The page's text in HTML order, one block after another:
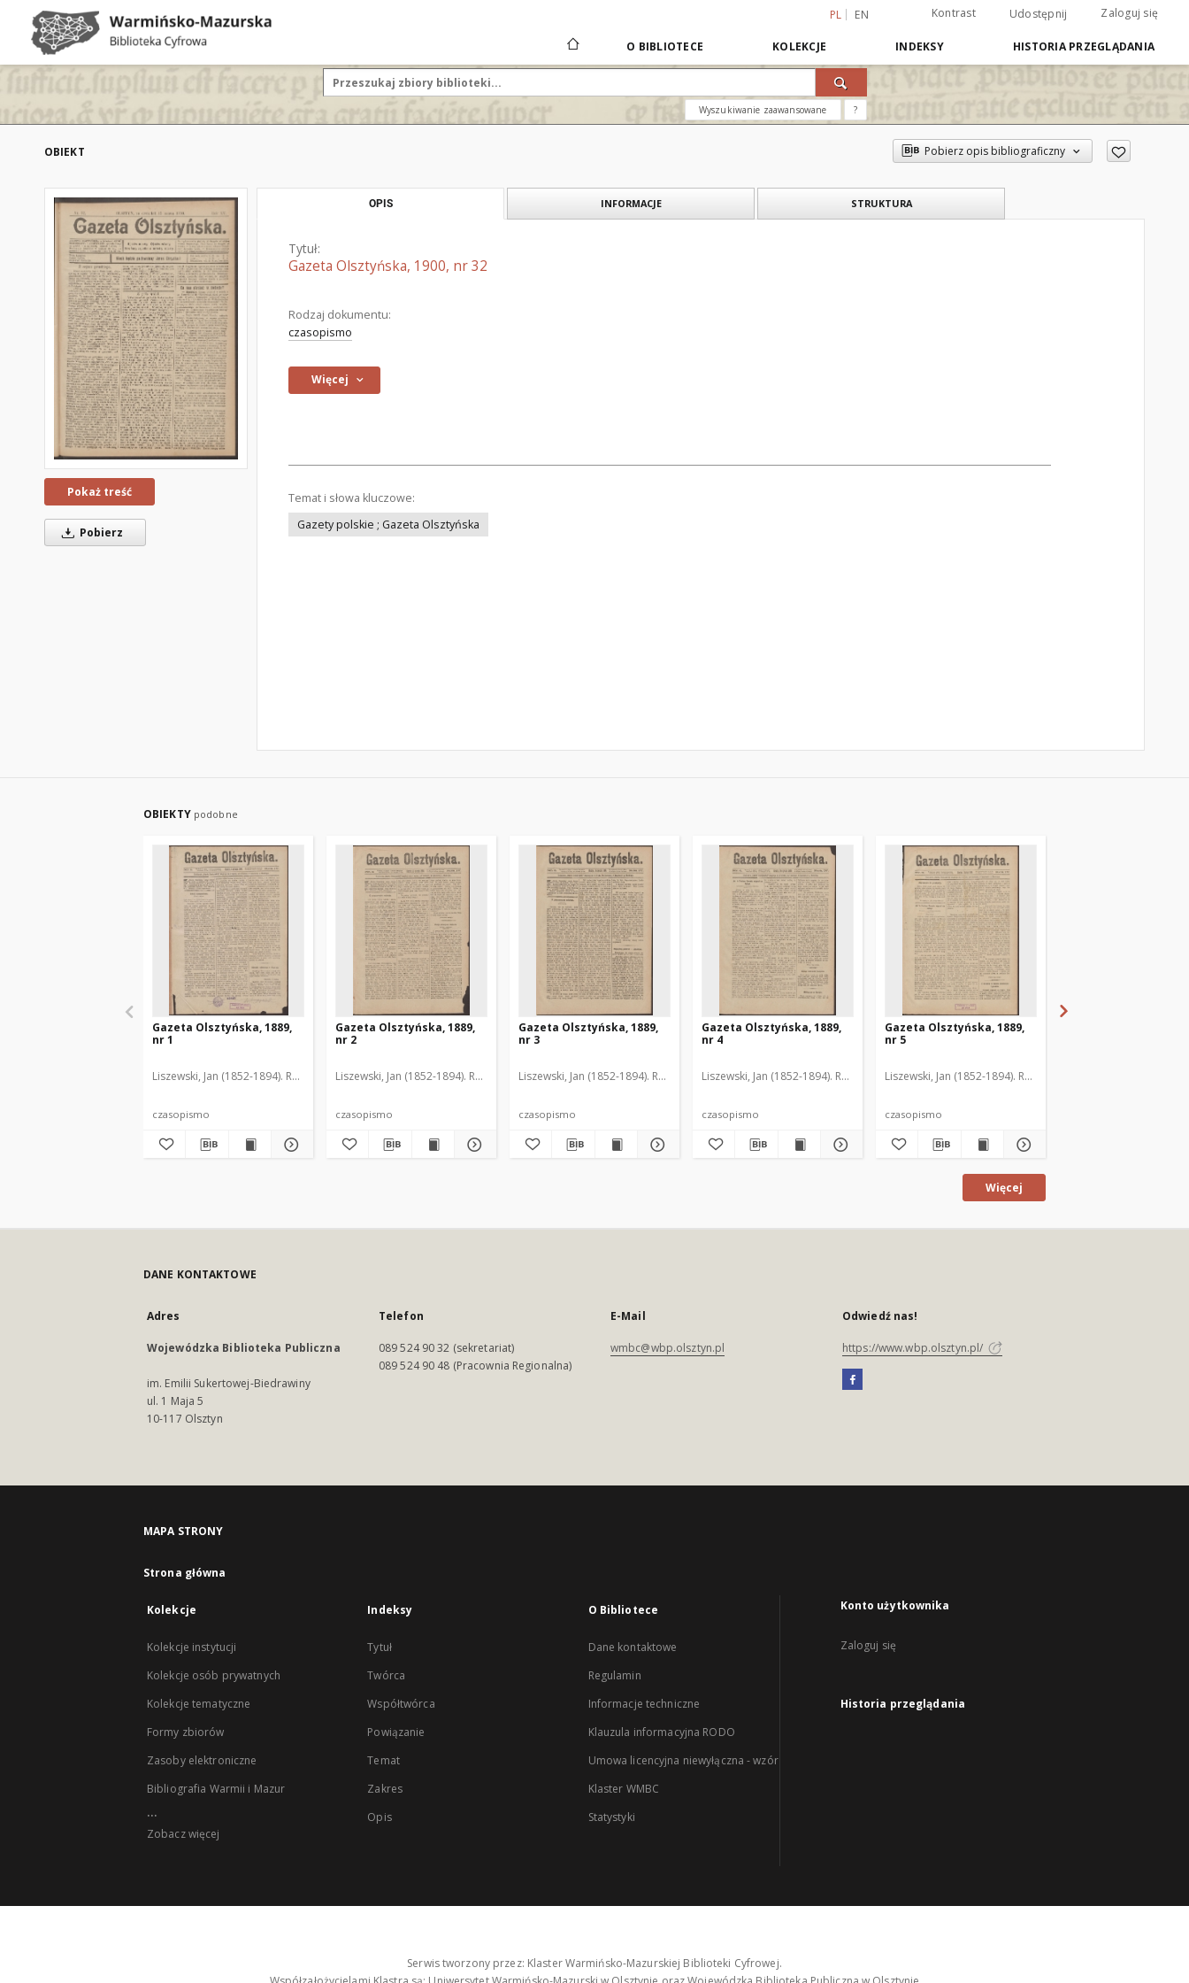
PL EN Kontrast Udostępnij Zaloguj się
O BIBLIOTECE KOLEKCJE INDEKSY HISTORIA PRZEGLĄDANIA
Wyszukiwanie zaawansowane ?
OBIEKT Pobierz opis bibliograficzny
Pokaż treść
Pobierz
OPIS INFORMACJE STRUKTURA
Tytuł:
Gazeta Olsztyńska, 1900, nr 32
Rodzaj dokumentu:
czasopismo
Więcej
Temat i słowa kluczowe:
Gazety polskie ; Gazeta Olsztyńska
OBIEKTY podobne
Gazeta Olsztyńska, 1889,
nr 1
Liszewski, Jan (1852-1894). Red.
czasopismo
Gazeta Olsztyńska, 1889,
nr 2
Liszewski, Jan (1852-1894). Red.
czasopismo
Gazeta Olsztyńska, 1889,
nr 3
Liszewski, Jan (1852-1894). Red.
czasopismo
Gazeta Olsztyńska, 1889,
nr 4
Liszewski, Jan (1852-1894). Red.
czasopismo
Gazeta Olsztyńska, 1889,
nr 5
Liszewski, Jan (1852-1894). Red.
czasopismo
Więcej
DANE KONTAKTOWE
Adres
Wojewódzka Biblioteka Publiczna
im. Emilii Sukertowej-Biedrawiny
ul. 1 Maja 5
10-117 Olsztyn
Telefon
089 524 90 32 (sekretariat)
089 524 90 48 (Pracownia Regionalna)
E-Mail
wmbc@wbp.olsztyn.pl
Odwiedź nas!
https://www.wbp.olsztyn.pl/
MAPA STRONY
Strona główna
Kolekcje
Kolekcje instytucji
Kolekcje osób prywatnych
Kolekcje tematyczne
Formy zbiorów
Zasoby elektroniczne
Bibliografia Warmii i Mazur
...
Zobacz więcej
Indeksy
Tytuł
Twórca
Współtwórca
Powiązanie
Temat
Zakres
Opis
O Bibliotece
Dane kontaktowe
Regulamin
Informacje techniczne
Klauzula informacyjna RODO
Umowa licencyjna niewyłączna - wzór
Klaster WMBC
Statystyki
Konto użytkownika
Zaloguj się
Historia przeglądania
Serwis tworzony przez: Klaster Warmińsko-Mazurskiej Biblioteki Cyfrowej.